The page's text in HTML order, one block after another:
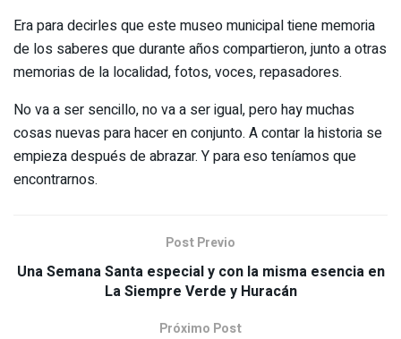
Era para decirles que este museo municipal tiene memoria
de los saberes que durante años compartieron, junto a otras
memorias de la localidad, fotos, voces, repasadores.
No va a ser sencillo, no va a ser igual, pero hay muchas
cosas nuevas para hacer en conjunto. A contar la historia se
empieza después de abrazar. Y para eso teníamos que
encontrarnos.
Post Previo
Una Semana Santa especial y con la misma esencia en
La Siempre Verde y Huracán
Próximo Post